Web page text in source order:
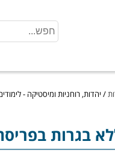
/ יהדות, רוחניות ומיסטיקה -
בגרות